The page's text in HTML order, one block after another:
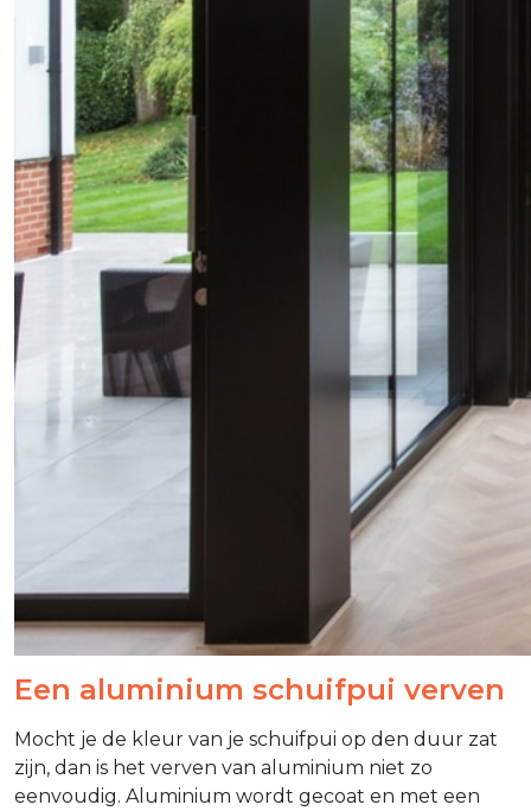
Een aluminium schuifpui verven
Mocht je de kleur van je schuifpui op den duur zat
zijn, dan is het verven van aluminium niet zo
eenvoudig. Aluminium wordt gecoat en met een